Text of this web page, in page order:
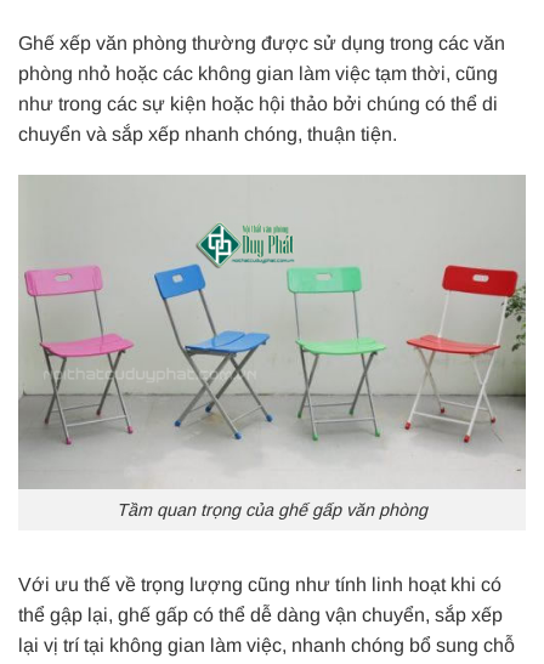
Ghế xếp văn phòng thường được sử dụng trong các văn
phòng nhỏ hoặc các không gian làm việc tạm thời, cũng
như trong các sự kiện hoặc hội thảo bởi chúng có thể di
chuyển và sắp xếp nhanh chóng, thuận tiện.
Tầm quan trọng của ghế gấp văn phòng
Với ưu thế về trọng lượng cũng như tính linh hoạt khi có
thể gập lại, ghế gấp có thể dễ dàng vận chuyển, sắp xếp
lại vị trí tại không gian làm việc, nhanh chóng bổ sung chỗ